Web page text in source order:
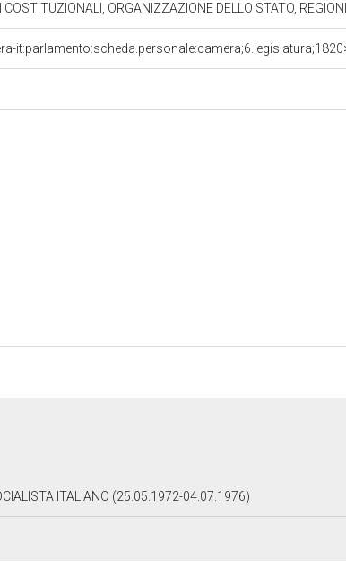
ORGANIZZAZIONE DELLO STATO, REGIONI, DISCIPLINA
ITALIANO (25.05.1972-04.07.1976)